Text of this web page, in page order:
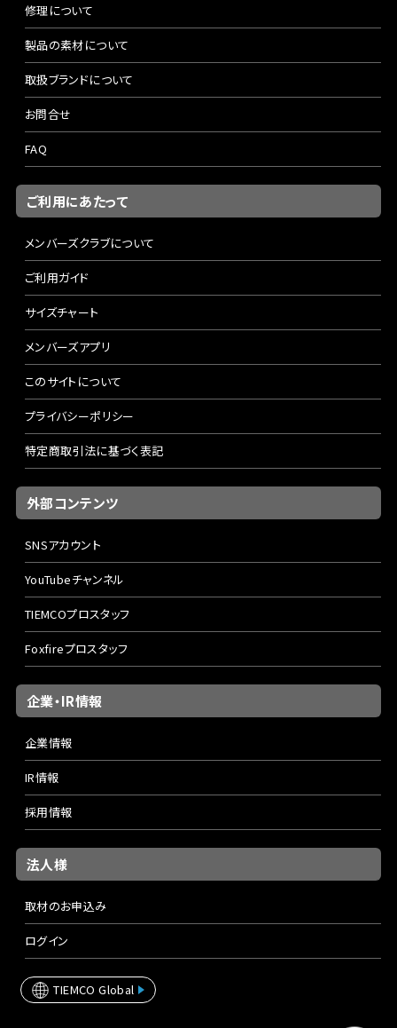
修理について
製品の素材について
取扱ブランドについて
お問合せ
FAQ
ご利用にあたって
メンバーズクラブについて
ご利用ガイド
サイズチャート
メンバーズアプリ
このサイトについて
プライバシーポリシー
特定商取引法に基づく表記
外部コンテンツ
SNSアカウント
YouTubeチャンネル
TIEMCOプロスタッフ
Foxfireプロスタッフ
企業・IR情報
企業情報
IR情報
採用情報
法人様
取材のお申込み
ログイン
TIEMCO Global